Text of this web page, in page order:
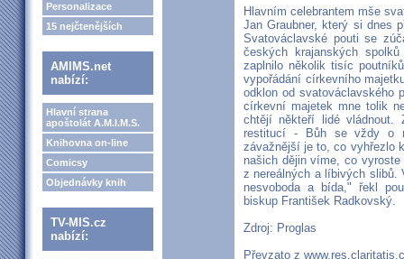
Personalizace
15 nejčtenějších
AMIMS.net
nabízí:
Hlavní strana
apoštolát A.M.I.M.S.
Knihovna on-line
Comicsy
Objednávky knih
TV-MIS.cz
nabízí:
Hlavním celebrantem mše
Jan Graubner, který si dnes
Svatováclavské pouti se
českých krajanských
zaplnilo několik tisíc
vypořádání církevního
odklon od svatováclavského
církevní majetek mne tolik
chtějí někteří lidé
restitucí - Bůh se vždy o
závažnější je to, co vyhřezlo
našich dějin víme, co
z nereálných a líbivých slibů.
nesvoboda a bída," řekl
biskup František Radkovský.
Zdroj: Proglas
Převzato z